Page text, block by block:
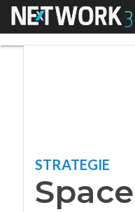
Menu
STRATEGIE